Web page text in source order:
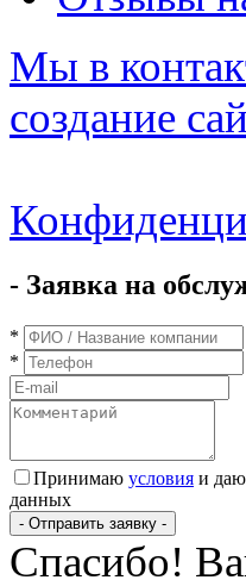
Мы в
создание
- Заявка на
*
*
Принимаю условия и даю
данных
- Отправить заявку -
Спасибо!